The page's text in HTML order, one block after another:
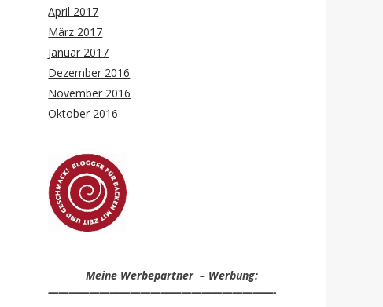
April 2017
März 2017
Januar 2017
Dezember 2016
November 2016
Oktober 2016
Meine Werbepartner – Werbung:
——————————————————————-